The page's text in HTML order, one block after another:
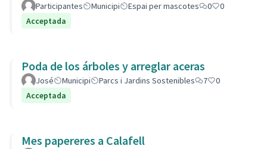
Participantes Municipi Espai per mascotes 0
0
Acceptada
Poda de los árboles y arreglar aceras
José Municipi Parcs i Jardins Sostenibles 7
0
Acceptada
Mes papereres a Calafell